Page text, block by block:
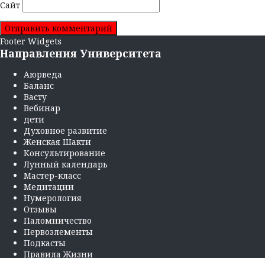
Сайт
Footer Widgets
Направления Университета
Аюрведа
Баланс
Васту
Вебинар
дети
Духовное развитие
Женская Шакти
Консультирование
Лунный календарь
Мастер-класс
Медитации
Нумерология
Отзывы
Паломничество
Первоэлементы
Подкасты
Правила Жизни